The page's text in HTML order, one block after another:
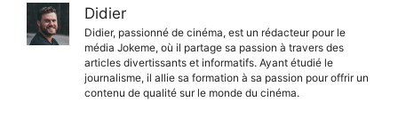
Didier
Didier, passionné de cinéma, est un rédacteur pour le
média Jokeme, où il partage sa passion à travers des
articles divertissants et informatifs. Ayant étudié le
journalisme, il allie sa formation à sa passion pour offrir un
contenu de qualité sur le monde du cinéma.